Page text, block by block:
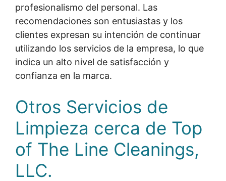
profesionalismo del personal. Las
recomendaciones son entusiastas y los
clientes expresan su intención de continuar
utilizando los servicios de la empresa, lo que
indica un alto nivel de satisfacción y
confianza en la marca.
Otros Servicios de
Limpieza cerca de Top
of The Line Cleanings,
LLC.